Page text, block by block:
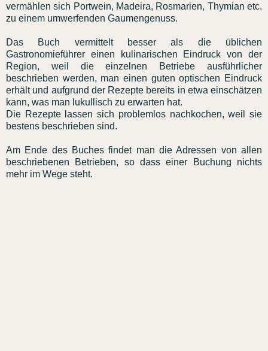
vermählen sich Portwein, Madeira, Rosmarien, Thymian etc.
zu einem umwerfenden Gaumengenuss.
Das Buch vermittelt besser als die üblichen
Gastronomieführer einen kulinarischen Eindruck von der
Region, weil die einzelnen Betriebe ausführlicher
beschrieben werden, man einen guten optischen Eindruck
erhält und aufgrund der Rezepte bereits in etwa einschätzen
kann, was man lukullisch zu erwarten hat.
Die Rezepte lassen sich problemlos nachkochen, weil sie
bestens beschrieben sind.
Am Ende des Buches findet man die Adressen von allen
beschriebenen Betrieben, so dass einer Buchung nichts
mehr im Wege steht.